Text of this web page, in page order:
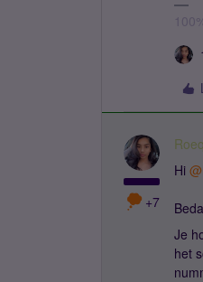
+7
Hi ​
Je
het